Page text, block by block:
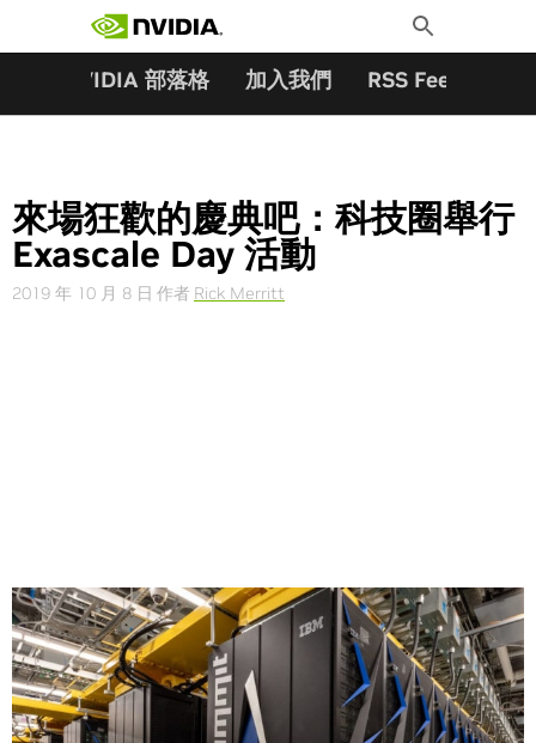
Toggle
Search
NVIDIA 部落格 加入我們 RSS Feeds
來場狂歡的慶典吧：科技圈舉行
Exascale Day 活動
2019 年 10 月 8 日 作者 Rick Merritt
Share